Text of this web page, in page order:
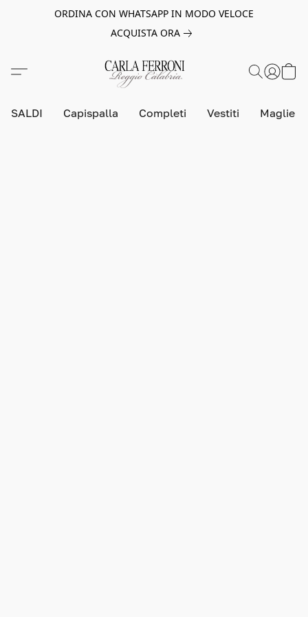
ORDINA CON WHATSAPP IN MODO VELOCE
ACQUISTA ORA
SALDI Capispalla Completi Vestiti Maglie e